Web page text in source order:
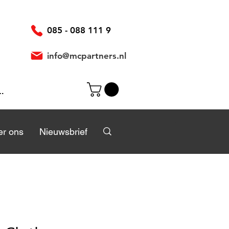
085 - 088 111 9
info@mcpartners.nl
Over ons
ons Nieuwsbrief